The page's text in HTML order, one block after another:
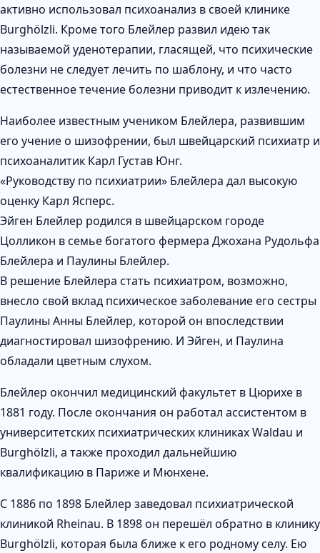
активно использовал психоанализ в своей клинике
Burghölzli. Кроме того Блейлер развил идею так
называемой уденотерапии, гласящей, что психические
болезни не следует лечить по шаблону, и что часто
естественное течение болезни приводит к излечению.
Наиболее известным учеником Блейлера, развившим
его учение о шизофрении, был швейцарский психиатр и
психоаналитик Карл Густав Юнг.
«Руководству по психиатрии» Блейлера дал высокую
оценку Карл Ясперс.
Эйген Блейлер родился в швейцарском городе
Цолликон в семье богатого фермера Джохана Рудольфа
Блейлера и Паулины Блейлер.
В решение Блейлера стать психиатром, возможно,
внесло свой вклад психическое заболевание его сестры
Паулины Анны Блейлер, которой он впоследствии
диагностировал шизофрению. И Эйген, и Паулина
обладали цветным слухом.
Блейлер окончил медицинский факультет в Цюрихе в
1881 году. После окончания он работал ассистентом в
университетских психиатрических клиниках Waldau и
Burghölzli, а также проходил дальнейшию
квалификацию в Париже и Мюнхене.
С 1886 по 1898 Блейлер заведовал психиатрической
клиникой Rheinau. В 1898 он перешёл обратно в клинику
Burghölzli, которая была ближе к его родному селу. Ею